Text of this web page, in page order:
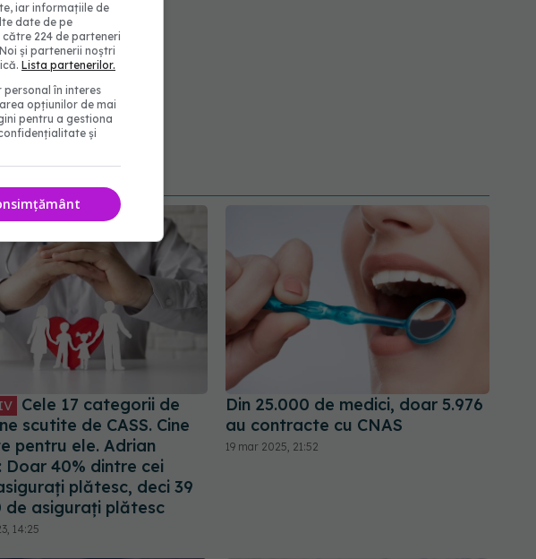
Cele 17 categorii de
scutite de CASS. Cine
pentru ele. Adrian
Doar 40% dintre cei
plătesc, deci 39
de asigurați plătesc
14:25
Din 25.000 de medici, doar 5.976
au contracte cu CNAS
19 mar 2025, 21:52
iar informațiile de
date de pe
224 de parteneri
și partenerii noștri
Lista partenerilor.
în interes
opțiunilor de mai
pentru a gestiona
și